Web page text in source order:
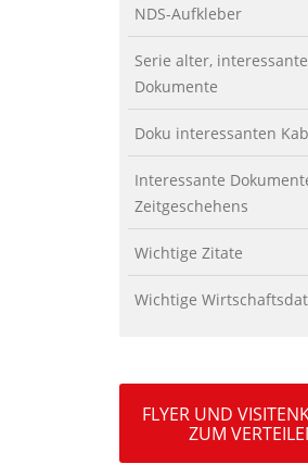
NDS-Aufkleber
Serie alter,
Dokumente
Doku interessanten
Interessante
Zeitgeschehens
Wichtige Zitate
Wichtige
FLYER UND
ZUM